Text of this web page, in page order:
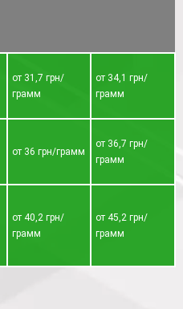
от 31,7 грн/
грамм
от 34,1 грн/
грамм
от 36 грн/грамм
от 36,7 грн/
грамм
от 40,2 грн/
грамм
от 45,2 грн/
грамм